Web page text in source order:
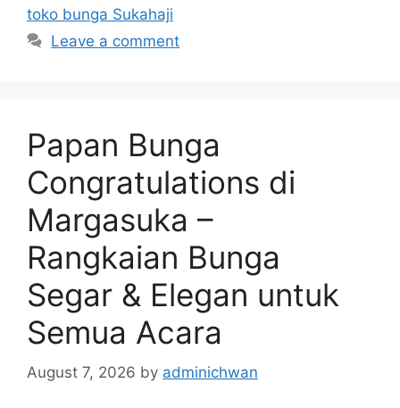
toko bunga Sukahaji
Leave a comment
Papan Bunga
Congratulations di
Margasuka –
Rangkaian Bunga
Segar & Elegan untuk
Semua Acara
August 7, 2026 by adminichwan